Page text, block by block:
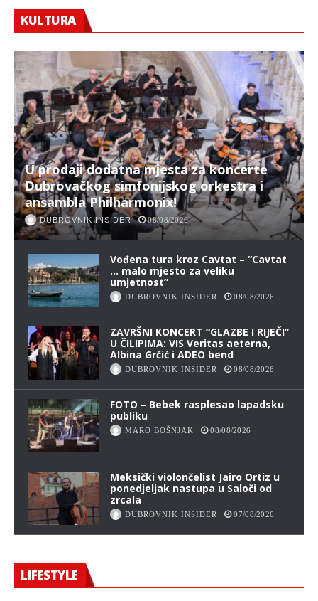
KULTURA
U prodaji dodatna mjesta za koncerte
Dubrovačkog simfonijskog orkestra i
ansambla Philharmonix!
DUBROVNIK INSIDER 08/08/2026
Vođena tura kroz Cavtat – “Cavtat
… malo mjesto za veliku
umjetnost”
DUBROVNIK INSIDER 08/08/2026
ZAVRŠNI KONCERT “GLAZBE I RIJEČI”
U ČILIPIMA: VIS Veritas aeterna,
Albina Grčić i ADEO bend
DUBROVNIK INSIDER 08/08/2026
FOTO – Bebek rasplesao lapadsku
publiku
MARO BOŠNJAK 08/08/2026
Meksički violončelist Jairo Ortiz u
ponedjeljak nastupa u Saloči od
zrcala
DUBROVNIK INSIDER 07/08/2026
LIFESTYLE